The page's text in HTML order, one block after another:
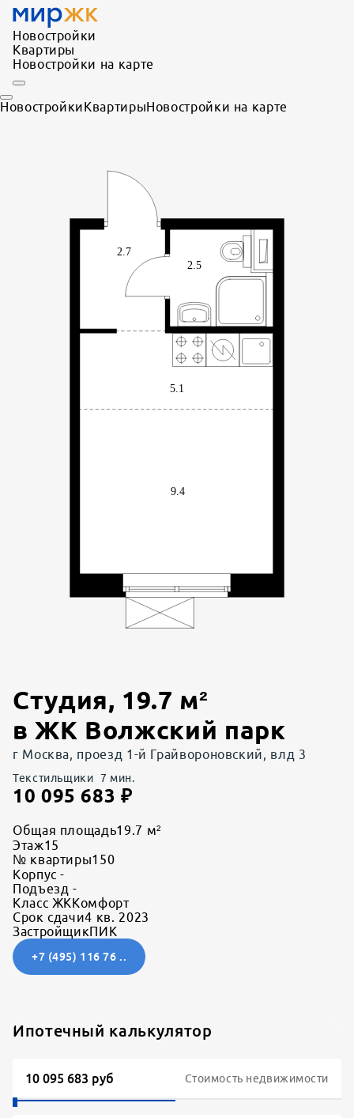
Новостройки
Квартиры
Новостройки на карте
НовостройкиКвартирыНовостройки на карте
Студия, 19.7 м²
вЖК Волжский парк
г Москва, проезд 1-й Грайвороновский, влд 3
Текстильщики 7 мин.
10 095 683 ₽
Общая площадь19.7 м²
Этаж15
№ квартиры150
Корпус -
Подъезд -
Класс ЖК Комфорт
Срок сдачи4 кв. 2023
Застройщик ПИК
+7 (495) 116 76 ..
Ипотечный калькулятор
Стоимость недвижимости